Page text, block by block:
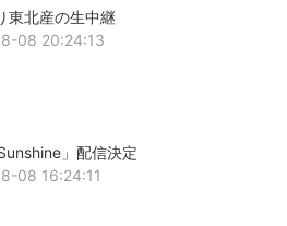
東北産の生中継
08 20:24:13
」配信決定
08 16:24:11